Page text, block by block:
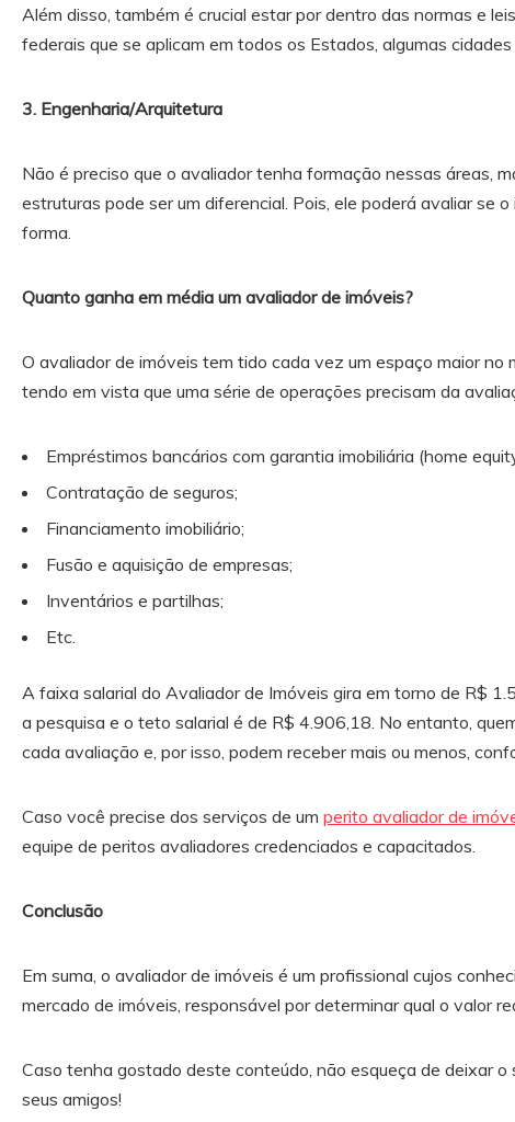
Além disso, também é crucial estar por dentro das normas e
federais que se aplicam em todos os Estados, algumas
3. Engenharia/Arquitetura
Não é preciso que o avaliador tenha formação nessas áreas,
estruturas pode ser um diferencial. Pois, ele poderá avaliar se
forma.
Quanto ganha em média um avaliador de imóveis?
O avaliador de imóveis tem tido cada vez um espaço maior no
tendo em vista que uma série de operações precisam da
Empréstimos bancários com garantia imobiliária (home
Contratação de seguros;
Financiamento imobiliário;
Fusão e aquisição de empresas;
Inventários e partilhas;
Etc.
A faixa salarial do Avaliador de Imóveis gira em torno de R$
a pesquisa e o teto salarial é de R$ 4.906,18. No entanto,
cada avaliação e, por isso, podem receber mais ou menos,
Caso você precise dos serviços de um perito avaliador de
equipe de peritos avaliadores credenciados e capacitados.
Conclusão
Em suma, o avaliador de imóveis é um profissional cujos
mercado de imóveis, responsável por determinar qual o valor
Caso tenha gostado deste conteúdo, não esqueça de deixar
seus amigos!